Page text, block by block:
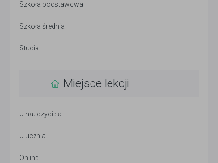
Szkoła podstawowa
Szkoła średnia
Studia
Miejsce lekcji
U nauczyciela
U ucznia
Online